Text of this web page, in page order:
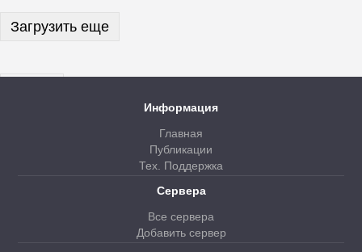
Загрузить еще
Информация
Главная
Публикации
Тех. Поддержка
Сервера
Все сервера
Добавить сервер